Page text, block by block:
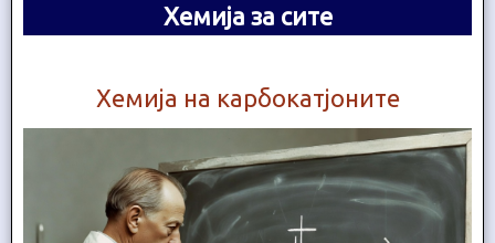
Хемија за сите
Хемија на карбокатјоните